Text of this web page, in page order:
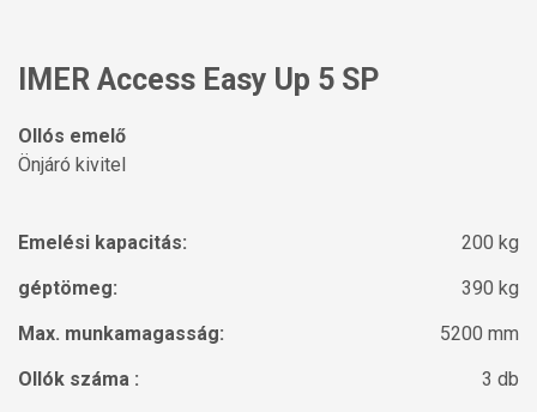
IMER Access Easy Up 5 SP
Ollós emelő
Önjáró kivitel
Emelési kapacitás:
200 kg
géptömeg:
390 kg
Max. munkamagasság:
5200 mm
Ollók száma :
3 db